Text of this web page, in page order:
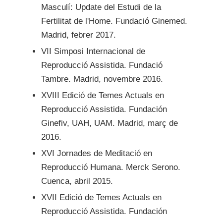
Masculí: Update del Estudi de la
Fertilitat de l'Home. Fundació Ginemed.
Madrid, febrer 2017.
VII Simposi Internacional de
Reproducció Assistida. Fundació
Tambre. Madrid, novembre 2016.
XVIII Edició de Temes Actuals en
Reproducció Assistida. Fundación
Ginefiv, UAH, UAM. Madrid, març de
2016.
XVI Jornades de Meditació en
Reproducció Humana. Merck Serono.
Cuenca, abril 2015.
XVII Edició de Temes Actuals en
Reproducció Assistida. Fundación